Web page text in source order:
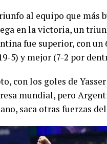
al equipo que más
en la victoria, un
fue superior, con
5) y mejor (7-2 por
con los goles de
mundial, pero
saca otras fuerzas